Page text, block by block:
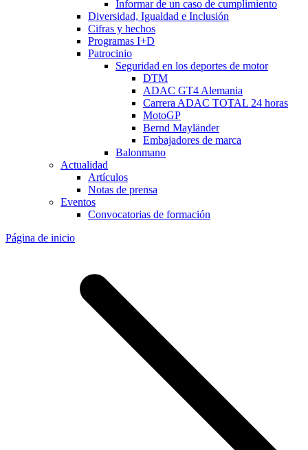
Informar de un caso de cumplimiento
Diversidad, Igualdad e Inclusión
Cifras y hechos
Programas I+D
Patrocinio
Seguridad en los deportes de motor
DTM
ADAC GT4 Alemania
Carrera ADAC TOTAL 24 horas
MotoGP
Bernd Mayländer
Embajadores de marca
Balonmano
Actualidad
Artículos
Notas de prensa
Eventos
Convocatorias de formación
Página de inicio